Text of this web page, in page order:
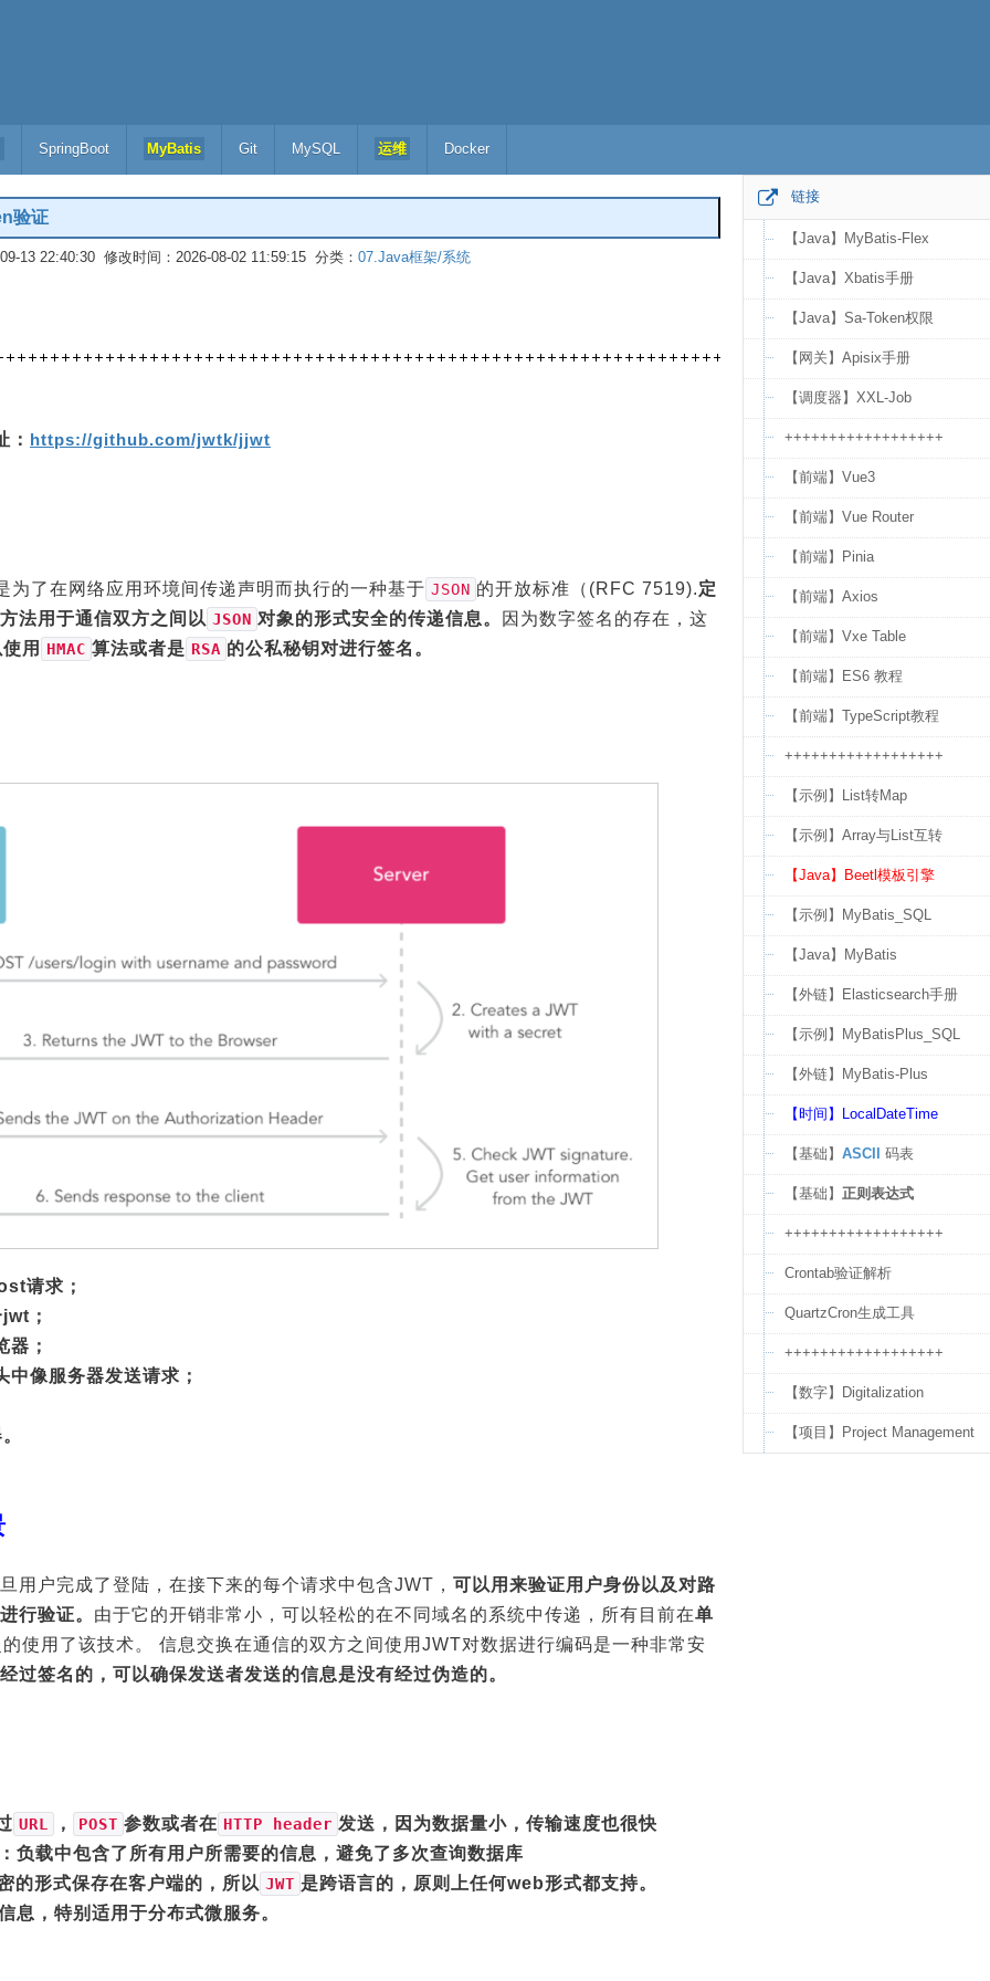
SpringBoot MyBatis Git MySQL 运维 Docker
验证
13 22:40:30 修改时间：2026-08-02 11:59:15 分类： 07.Java框架/系统
https://github.com/jwtk/jjwt
为了在网络应用环境间传递声明而执行的一种基于 JSON 的开放标准（(RFC 7519).定
法用于通信双方之间以 JSON 对象的形式安全的传递信息。
因为数字签名的存在，这
用
HMAC 算法或者是 RSA 的公私秘钥对进行签名。
请求；
；
器；
像服务器发送请求；
用户完成了登陆，在接下来的每个请求中包含JWT， 可以用来验证用户身份以及对路
行验证。 由于它的开销非常小，可以轻松的在不同域名的系统中传递，所有目前在单
使用了该技术。 信息交换在通信的双方之间使用JWT对数据进行编码是一种非常安
过签名的，可以确保发送者发送的信息是没有经过伪造的。
URL ， POST 参数或者在 HTTP header 发送，因为数据量小，传输速度也很快
载中包含了所有用户所需要的信息，避免了多次查询数据库
的形式保存在客户端的，所以 JWT 是跨语言的，原则上任何web形式都支持。
息，特别适用于分布式微服务。
链接
【Java】MyBatis-Flex
【Java】Xbatis手册
【Java】Sa-Token权限
【网关】Apisix手册
【调度器】XXL-Job
++++++++++++++++++
【前端】Vue3
【前端】Vue Router
【前端】Pinia
【前端】Axios
【前端】Vxe Table
【前端】ES6 教程
【前端】TypeScript教程
++++++++++++++++++
【示例】List转Map
【示例】Array与List互转
【Java】Beetl模板引擎
【示例】MyBatis_SQL
【Java】MyBatis
【外链】Elasticsearch手册
【示例】MyBatisPlus_SQL
【外链】MyBatis-Plus
【时间】LocalDateTime
【基础】 ASCII 码表
【基础】 正则表达式
++++++++++++++++++
Crontab验证解析
QuartzCron生成工具
++++++++++++++++++
【数字】Digitalization
【项目】Project Management